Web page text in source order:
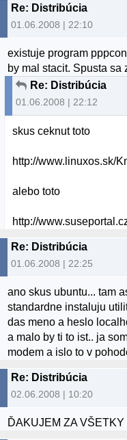
Re: Distribúcia
01.06.2008 | 22:10
existuje program
by mal stacit. Spusta sa
Re: Distribúcia
01.06.2008 | 22:12
skus ceknut toto
http://www.linuxos.sk/
alebo toto
http://
Re: Distribúcia
01.06.2008 | 22:25
ano skus ubuntu... tam
standardne instaluju
das meno a heslo
a malo by ti to ist.. ja
modem a islo to v
Re: Distribúcia
02.06.2008 | 10:20
ĎAKUJEM ZA